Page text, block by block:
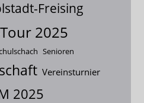
Freising
2025
Senioren
Vereinsturnier
2025